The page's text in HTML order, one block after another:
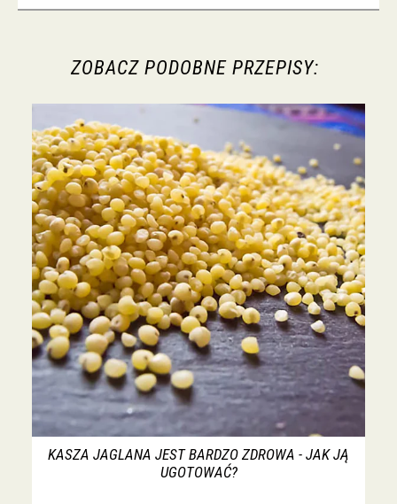
ZOBACZ PODOBNE PRZEPISY:
KASZA JAGLANA JEST BARDZO ZDROWA - JAK JĄ
UGOTOWAĆ?